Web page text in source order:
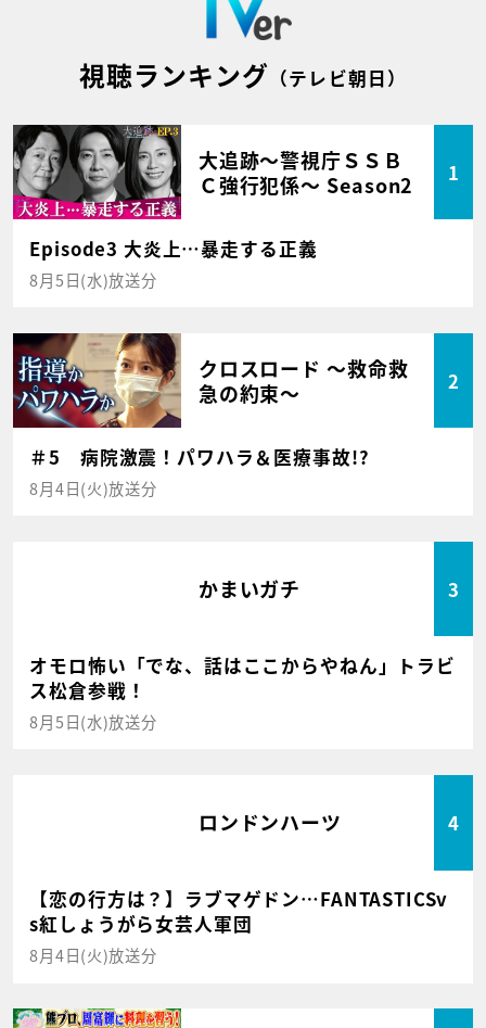
視聴ランキング （テレビ朝日）
大追跡～警視庁ＳＳＢ
Ｃ強行犯係～ Season2
1
Episode3 大炎上…暴走する正義
8月5日(水)放送分
クロスロード ～救命救
急の約束～
2
＃5 病院激震！パワハラ＆医療事故!?
8月4日(火)放送分
かまいガチ 3
オモロ怖い「でな、話はここからやねん」トラビ
ス松倉参戦！
8月5日(水)放送分
ロンドンハーツ 4
【恋の行方は？】ラブマゲドン…FANTASTICSv
s紅しょうがら女芸人軍団
8月4日(火)放送分